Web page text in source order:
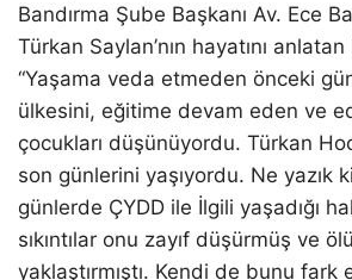
Bandırma Şube Başkanı Av. Ece
Türkan Saylan’nın hayatını
“Yaşama veda etmeden önceki
ülkesini, eğitime devam eden ve
çocukları düşünüyordu. Türkan
son günlerini yaşıyordu. Ne yazık
günlerde ÇYDD ile İlgili yaşadığı
sıkıntılar onu zayıf düşürmüş ve
yaklaştırmıştı. Kendi de bunu fark